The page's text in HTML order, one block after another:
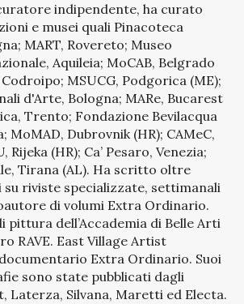
indipendente, ha curato
e musei quali Pinacoteca
MART, Rovereto; Museo
Aquileia; MoCAB, Belgrado
Codroipo; MSUCG, Podgorica (ME);
d'Arte, Bologna; MARe, Bucarest
Trento; Fondazione Bevilacqua
MoMAD, Dubrovnik (HR); CAMeC,
Rijeka (HR); Ca’ Pesaro, Venezia;
Tirana (AL). Ha scritto oltre
riviste specializzate, settimanali
di volumi Extra Ordinario.
pittura dell’Accademia di Belle Arti
RAVE. East Village Artist
documentario Extra Ordinario. Suoi
sono state pubblicati dagli
Laterza, Silvana, Maretti ed Electa.